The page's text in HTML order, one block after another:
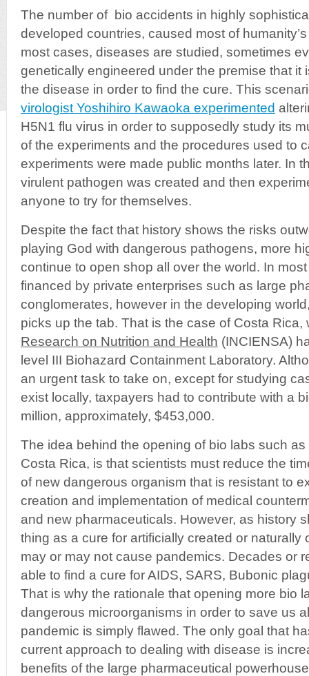
The number of bio accidents in highly
developed countries, caused most of
most cases, diseases are studied, sometimes
genetically engineered under the premise that it
the disease in order to find the cure. This
virologist Yoshihiro Kawaoka experimented
H5N1 flu virus in order to supposedly study its
of the experiments and the procedures used to
experiments were made public months later. In
virulent pathogen was created and then
anyone to try for themselves.
Despite the fact that history shows the risks
playing God with dangerous pathogens, more
continue to open shop all over the world. In
financed by private enterprises such as large
conglomerates, however in the developing
picks up the tab. That is the case of Costa
Research on Nutrition and Health (INCIENSA)
level III Biohazard Containment Laboratory.
an urgent task to take on, except for studying
exist locally, taxpayers had to contribute with a
million, approximately, $453,000.
The idea behind the opening of bio labs such
Costa Rica, is that scientists must reduce the
of new dangerous organism that is resistant to
creation and implementation of medical
and new pharmaceuticals. However, as history
thing as a cure for artificially created or naturally
may or may not cause pandemics. Decades or
able to find a cure for AIDS, SARS, Bubonic
That is why the rationale that opening more bio
dangerous microorganisms in order to save us
pandemic is simply flawed. The only goal that
current approach to dealing with disease is
benefits of the large pharmaceutical